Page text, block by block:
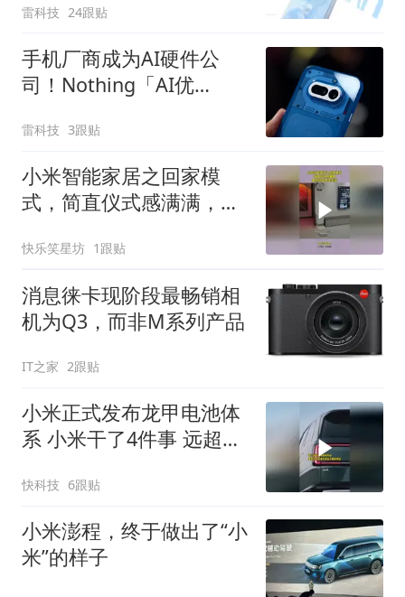
雷科技 24跟贴
手机厂商成为AI硬件公
司！Nothing「AI优
雷科技 3跟贴
小米智能家居之回家模
式，简直仪式感满满，果
快乐笑星坊 1跟贴
消息徕卡现阶段最畅销相
机为Q3，而非M系列产品
IT之家 2跟贴
小米正式发布龙甲电池体
系 小米干了4件事 远超国
快科技 6跟贴
小米澎程，终于做出了“小
米”的样子